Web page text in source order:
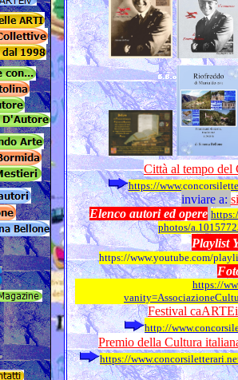
Città al tempo del
https://
inviare a:
Elenco autori ed opere
photos/
Playlist
https://www.youtube.com/
https://
Festival
http://
Premio della Cultura
https://